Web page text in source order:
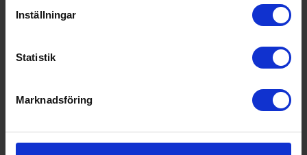
Inställningar
Statistik
Marknadsföring